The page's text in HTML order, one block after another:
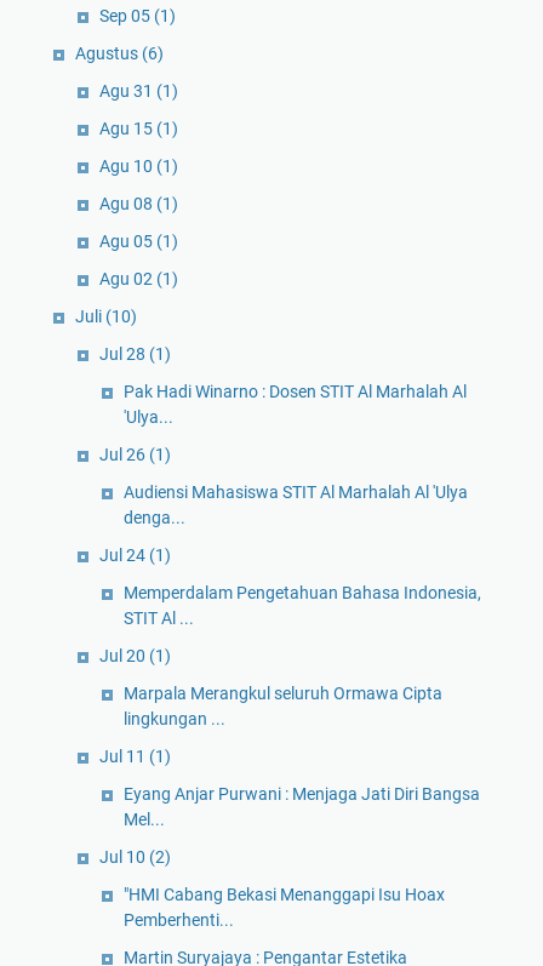
Sep 05 (1)
Agustus (6)
Agu 31 (1)
Agu 15 (1)
Agu 10 (1)
Agu 08 (1)
Agu 05 (1)
Agu 02 (1)
Juli (10)
Jul 28 (1)
Pak Hadi Winarno : Dosen STIT Al Marhalah Al
'Ulya...
Jul 26 (1)
Audiensi Mahasiswa STIT Al Marhalah Al 'Ulya
denga...
Jul 24 (1)
Memperdalam Pengetahuan Bahasa Indonesia,
STIT Al ...
Jul 20 (1)
Marpala Merangkul seluruh Ormawa Cipta
lingkungan ...
Jul 11 (1)
Eyang Anjar Purwani : Menjaga Jati Diri Bangsa
Mel...
Jul 10 (2)
"HMI Cabang Bekasi Menanggapi Isu Hoax
Pemberhenti...
Martin Suryajaya : Pengantar Estetika